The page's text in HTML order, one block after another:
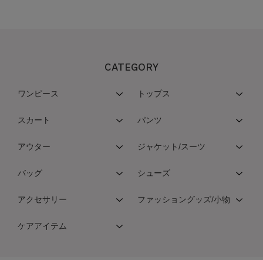
CATEGORY
ワンピース トップス
スカート パンツ
アウター ジャケット/スーツ
バッグ シューズ
アクセサリー ファッショングッズ/小物
ケアアイテム